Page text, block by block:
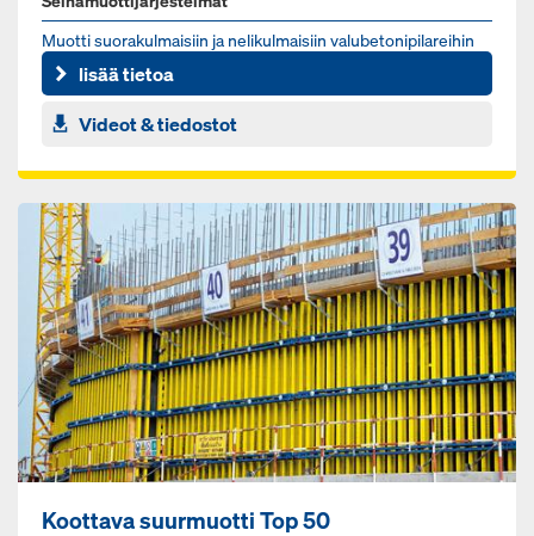
Muot­ti suo­ra­kul­mai­siin ja ne­li­kul­mai­siin va­lu­be­to­ni­pi­la­rei­hin
lisää tietoa
Videot & tiedostot
Koottava suurmuotti Top 50